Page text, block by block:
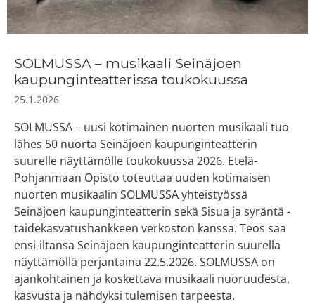
SOLMUSSA – musikaali Seinäjoen
kaupunginteatterissa toukokuussa
25.1.2026
SOLMUSSA – uusi kotimainen nuorten musikaali tuo
lähes 50 nuorta Seinäjoen kaupunginteatterin
suurelle näyttämölle toukokuussa 2026. Etelä-
Pohjanmaan Opisto toteuttaa uuden kotimaisen
nuorten musikaalin SOLMUSSA yhteistyössä
Seinäjoen kaupunginteatterin sekä Sisua ja syräntä -
taidekasvatushankkeen verkoston kanssa. Teos saa
ensi-iltansa Seinäjoen kaupunginteatterin suurella
näyttämöllä perjantaina 22.5.2026. SOLMUSSA on
ajankohtainen ja koskettava musikaali nuoruudesta,
kasvusta ja nähdyksi tulemisen tarpeesta.